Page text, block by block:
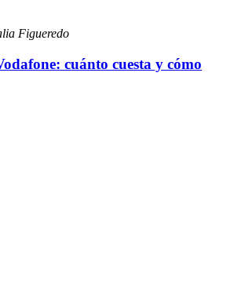
Figueredo
cuánto cuesta y cómo